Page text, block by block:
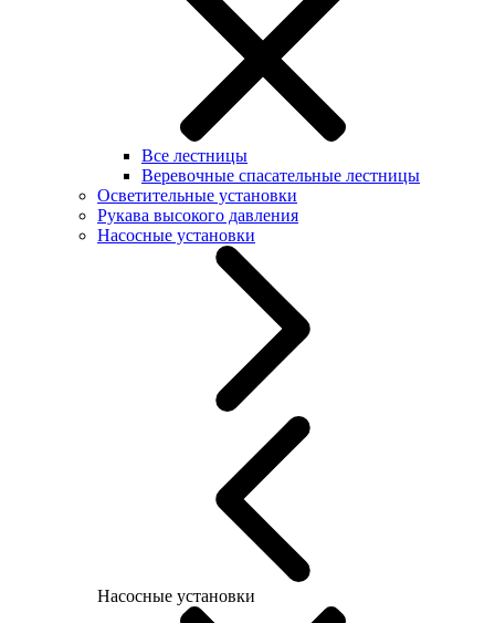
Все лестницы
Веревочные спасательные лестницы
Осветительные установки
Рукава высокого давления
Насосные установки
Насосные установки